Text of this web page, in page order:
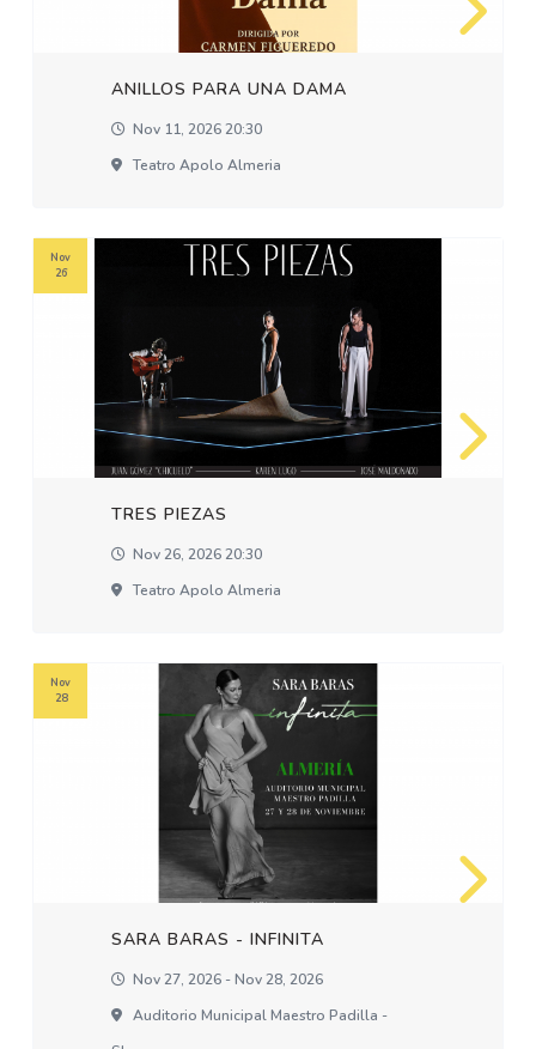
ANILLOS PARA UNA DAMA
Nov 11, 2026 20:30
Teatro Apolo Almeria
TRES PIEZAS
Nov 26, 2026 20:30
Teatro Apolo Almeria
Nov
26
SARA BARAS - INFINITA
Nov 27, 2026 - Nov 28, 2026
Auditorio Municipal Maestro Padilla -
Nov
28